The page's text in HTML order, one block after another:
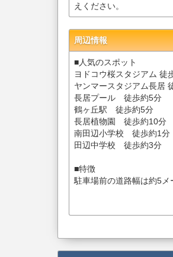
えください。
周辺情報
■人気のスポット
ヨドコウ桜スタジアム 徒
ヤンマースタジアム長居
長居プール 徒歩約5分
鶴ヶ丘駅 徒歩約5分
長居植物園 徒歩約10分
南田辺小学校 徒歩約1分
田辺中学校 徒歩約3分
■特徴
駐車場前の道路幅は約5メ